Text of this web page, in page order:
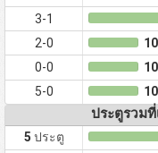
3-1
2-0
0-0
5-0
ประตูรวมที่
5 ประตู